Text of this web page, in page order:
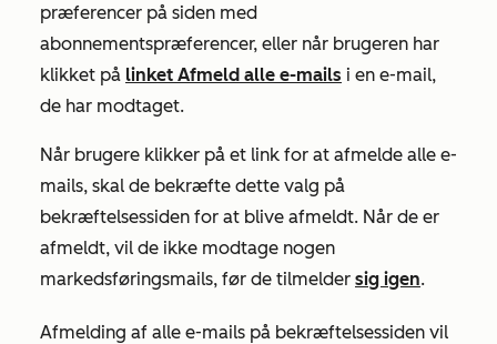
præferencer på siden med
abonnementspræferencer, eller når brugeren har
klikket på linket Afmeld alle e-mails i en e-mail,
de har modtaget.
Når brugere klikker på et link for at afmelde alle e-
mails, skal de bekræfte dette valg på
bekræftelsessiden for at blive afmeldt. Når de er
afmeldt, vil de ikke modtage nogen
markedsføringsmails, før de tilmelder sig igen.
Afmelding af alle e-mails på bekræftelsessiden vil